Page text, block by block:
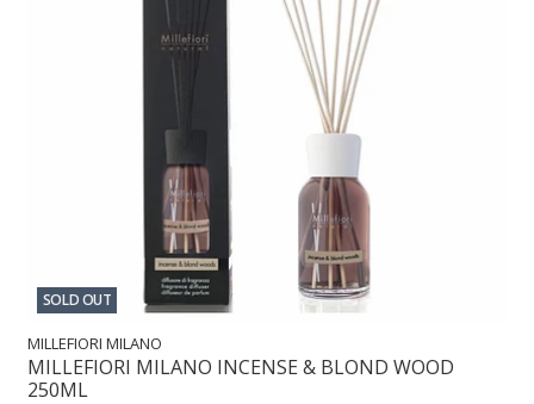
SOLD OUT
MILLEFIORI MILANO
MILLEFIORI MILANO INCENSE & BLOND WOOD
250ML